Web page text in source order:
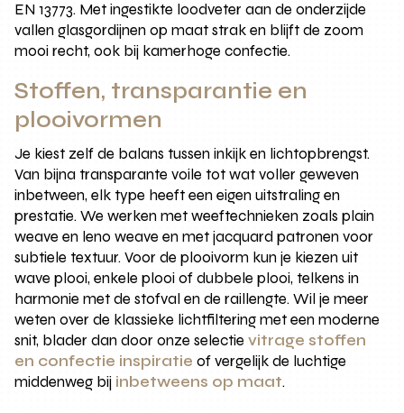
EN 13773. Met ingestikte loodveter aan de onderzijde
vallen glasgordijnen op maat strak en blijft de zoom
mooi recht, ook bij kamerhoge confectie.
Stoffen, transparantie en
plooivormen
Je kiest zelf de balans tussen inkijk en lichtopbrengst.
Van bijna transparante voile tot wat voller geweven
inbetween, elk type heeft een eigen uitstraling en
prestatie. We werken met weeftechnieken zoals plain
weave en leno weave en met jacquard patronen voor
subtiele textuur. Voor de plooivorm kun je kiezen uit
wave plooi, enkele plooi of dubbele plooi, telkens in
harmonie met de stofval en de raillengte. Wil je meer
weten over de klassieke lichtfiltering met een moderne
snit, blader dan door onze selectievitrage stoffen
en confectie inspiratie of vergelijk de luchtige
middenweg bij inbetweens op maat.